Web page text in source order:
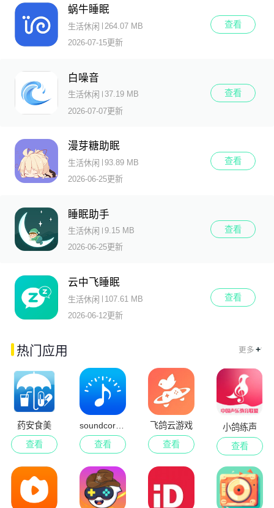
蜗牛睡眠
生活休闲
264.07 MB
2026-07-15更新
查看
白噪音
生活休闲
37.19 MB
2026-07-07更新
查看
漫芽糖助眠
生活休闲
93.89 MB
2026-06-25更新
查看
睡眠助手
生活休闲
9.15 MB
2026-06-25更新
查看
云中飞睡眠
生活休闲
107.61 MB
2026-06-12更新
查看
热门应用 更多 +.
药安食美
查看
soundcorset调音器
查看
飞鸽云游戏
查看
小鸽练声
查看